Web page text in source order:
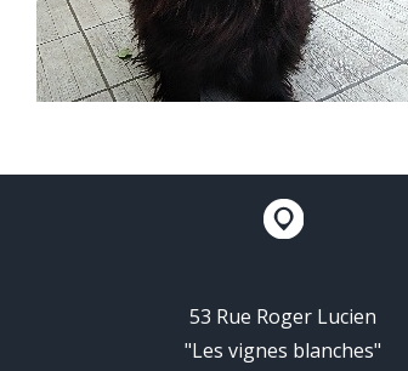
53 Rue Roger Lucien
"Les vignes blanches"